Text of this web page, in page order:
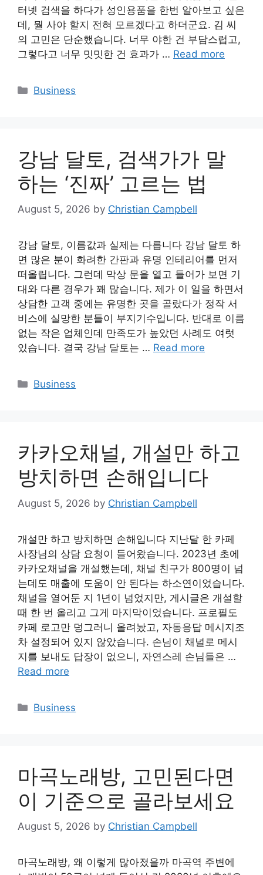
터넷 검색을 하다가 성인용품을 한번 알아보고 싶은
데, 뭘 사야 할지 전혀 모르겠다고 하더군요. 김 씨
의 고민은 단순했습니다. 너무 야한 건 부담스럽고,
그렇다고 너무 밋밋한 건 효과가 … Read more
Categories
Business
강남 달토, 검색가가 말
하는 ‘진짜’ 고르는 법
August 5, 2026 by Christian Campbell
강남 달토, 이름값과 실제는 다릅니다 강남 달토 하
면 많은 분이 화려한 간판과 유명 인테리어를 먼저
떠올립니다. 그런데 막상 문을 열고 들어가 보면 기
대와 다른 경우가 꽤 많습니다. 제가 이 일을 하면서
상담한 고객 중에는 유명한 곳을 골랐다가 정작 서
비스에 실망한 분들이 부지기수입니다. 반대로 이름
없는 작은 업체인데 만족도가 높았던 사례도 여럿
있습니다. 결국 강남 달토는 … Read more
Categories
Business
카카오채널, 개설만 하고
방치하면 손해입니다
August 5, 2026 by Christian Campbell
개설만 하고 방치하면 손해입니다 지난달 한 카페
사장님의 상담 요청이 들어왔습니다. 2023년 초에
카카오채널을 개설했는데, 채널 친구가 800명이 넘
는데도 매출에 도움이 안 된다는 하소연이었습니다.
채널을 열어둔 지 1년이 넘었지만, 게시글은 개설할
때 한 번 올리고 그게 마지막이었습니다. 프로필도
카페 로고만 덩그러니 올려놨고, 자동응답 메시지조
차 설정되어 있지 않았습니다. 손님이 채널로 메시
지를 보내도 답장이 없으니, 자연스레 손님들은 …
Read more
Categories
Business
마곡노래방, 고민된다면
이 기준으로 골라보세요
August 5, 2026 by Christian Campbell
마곡노래방, 왜 이렇게 많아졌을까 마곡역 주변에